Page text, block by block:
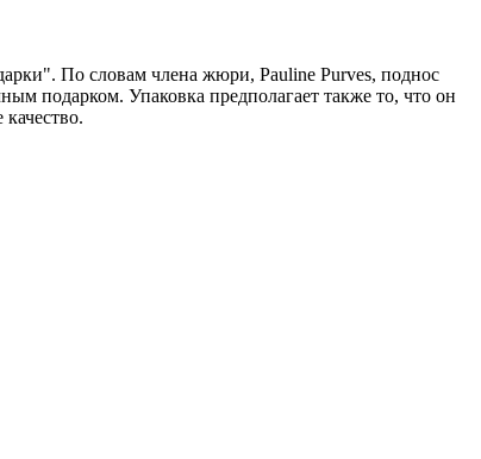
По словам члена жюри, Pauline Purves, поднос
подарком. Упаковка предполагает также то, что он